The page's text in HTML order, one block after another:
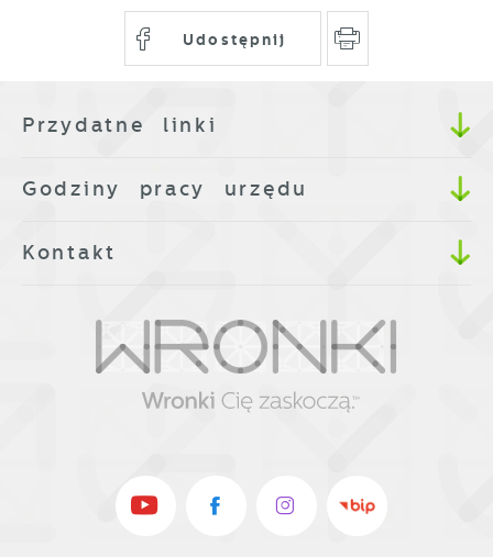
Udostępnij
Przydatne linki
Godziny pracy urzędu
Kontakt